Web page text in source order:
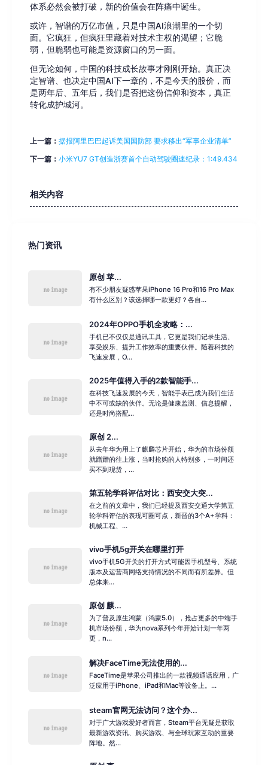
体系必然会被打破，新的价值会在阵痛中诞生。
或许，智谱的万亿市值，只是中国AI浪潮里的一个切
面。它疯狂，但疯狂里藏着对技术主权的渴望；它脆
弱，但脆弱也可能是资源窗口的另一面。
但无论如何，中国的科技成长故事才刚刚开始。真正决
定智谱、也决定中国AI下一章的，不是今天的股价，而
是两年后、五年后，我们是否把这份信仰和资本，真正
转化成护城河。
上一篇： 据报阿里巴巴起诉美国国防部 要求移出“军事企业清单”
下一篇： 小米YU7 GT创造浙赛首个自动驾驶圈速纪录：1:49.434
相关内容
热门资讯
原创 苹...
有不少朋友疑惑苹果iPhone 16 Pro和16 Pro Max
有什么区别？该选择哪一款更好？各自...
2024年OPPO手机全攻略：...
手机已不仅仅是通讯工具，它更是我们记录生活、
享受娱乐、提升工作效率的重要伙伴。随着科技的
飞速发展，O...
2025年值得入手的2款智能手...
在科技飞速发展的今天，智能手表已成为我们生活
中不可或缺的伙伴。无论是健康监测、信息提醒，
还是时尚搭配...
原创 2...
从去年华为用上了麒麟芯片开始，华为的市场份额
就蹭蹭的往上涨，当时抢购的人特别多，一时间还
买不到现货，...
第五轮学科评估对比：西安交大突...
在之前的文章中，我们已经提及西安交通大学第五
轮学科评估的表现可圈可点，新晋的3个A+学科：
机械工程、...
vivo手机5g开关在哪里打开
vivo手机5G开关的打开方式可能因手机型号、系统
版本及运营商网络支持情况的不同而有所差异。但
总体来...
原创 麒...
为了普及原生鸿蒙（鸿蒙5.0），抢占更多的中端手
机市场份额，华为nova系列今年开始计划一年两
更，n...
解决FaceTime无法使用的...
FaceTime是苹果公司推出的一款视频通话应用，广
泛应用于iPhone、iPad和Mac等设备上。...
steam官网无法访问？这个办...
对于广大游戏爱好者而言，Steam平台无疑是获取
最新游戏资讯、购买游戏、与全球玩家互动的重要
阵地。然...